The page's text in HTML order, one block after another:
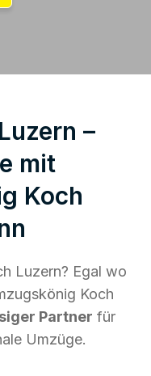
–
mit
Koch
Luzern? Egal wo
Koch
Partner für
Umzüge.